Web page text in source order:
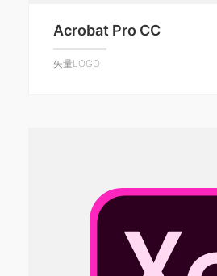
Acrobat Pro CC
矢量LOGO